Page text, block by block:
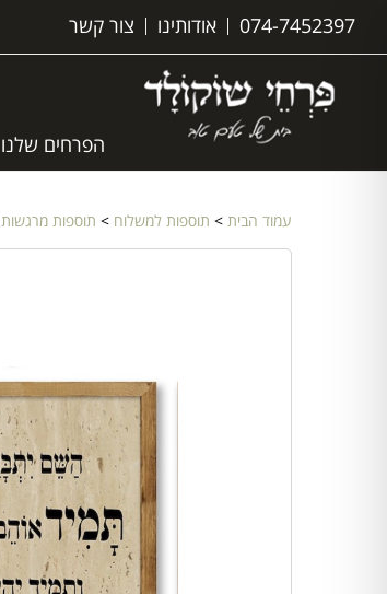
074-7452397 אודותינו צור קשר
הפרחים שלנו
עמוד הבית > תוספות למשלוח > תוספות מרגשות